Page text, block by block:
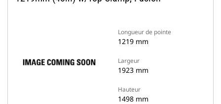
Longueur de pointe
1219 mm
Largeur
1923 mm
Hauteur
1498 mm